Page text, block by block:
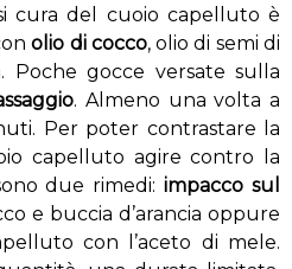
cura del cuoio capelluto è
olio di cocco, olio di semi di
Poche gocce versate sulla
. Almeno una volta a
Per poter contrastare la
capelluto agire contro la
due rimedi:impacco sul
e buccia d’arancia oppure
con l’aceto di mele.